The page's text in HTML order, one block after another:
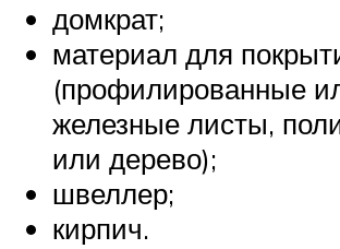
домкрат;
материал для
(профилированные
железные листы,
или дерево);
швеллер;
кирпич.